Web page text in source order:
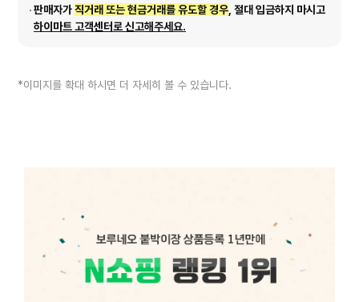
판매자가직거래 또는 현금거래를 유도할 경우 , 절대 입금하지 마시고
하이마트 고객센터로 신고해주세요.
*이미지를 확대 하시면 더 자세히 볼 수 있습니다.